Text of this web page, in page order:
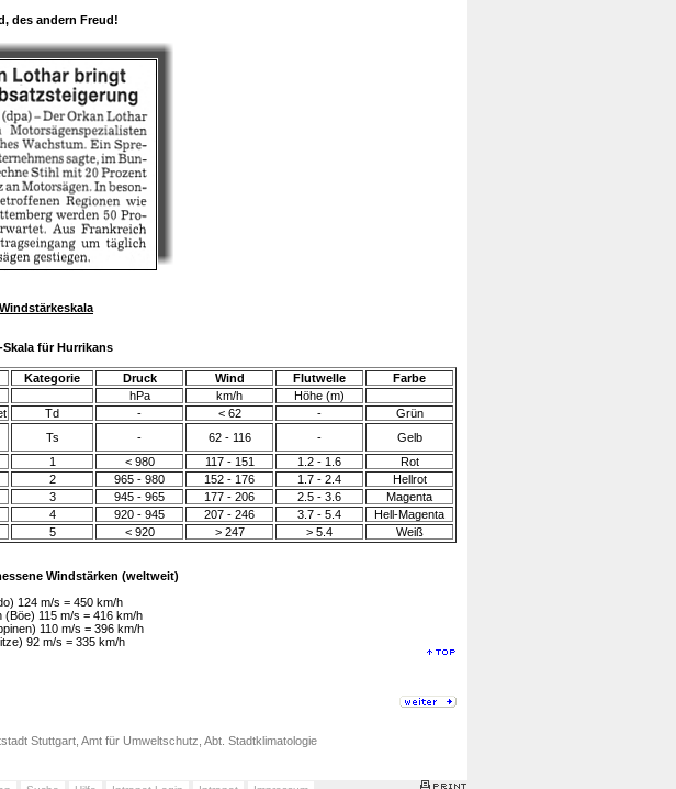
des andern Freud!
für Hurrikans
Kategorie Druck Wind Flutwelle
Farbe
hPa
km/h
Höhe (m)
Td - < 62 -
Grün
Ts - 62 - 116 -
Gelb
1 < 980 117 - 151 1.2 - 1.6
Rot
2 965 - 980 152 - 176 1.7 - 2.4
Hellrot
3 945 - 965 177 - 206 2.5 - 3.6
Magenta
4 920 - 945 207 - 246 3.7 - 5.4
Hell-Magenta
5 < 920 > 247 > 5.4 Weiß
Windstärken (weltweit)
124 m/s = 450 km/h
(Böe) 115 m/s = 416 km/h
110 m/s = 396 km/h
92 m/s = 335 km/h
Stuttgart, Amt für Umweltschutz, Abt. Stadtklimatologie